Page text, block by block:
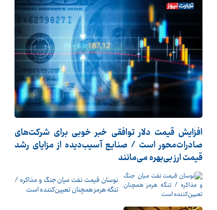
افزایش قیمت دلار توافقی خبر خوبی برای شرکت‌های
صادرات‌محور است / صنایع آسیب‌دیده از مزایای رشد
قیمت ارز بی‌بهره می‌مانند
نوسان قیمت نفت میان جنگ و مذاکره /
تنگه هرمز همچنان تعیین‌کننده است